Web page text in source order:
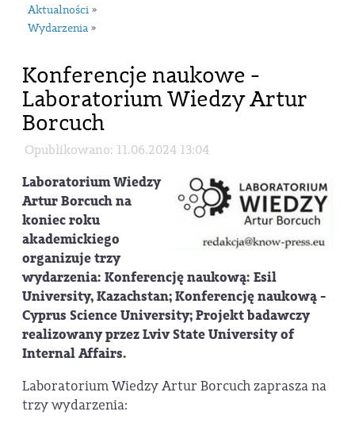
Aktualności »
Wydarzenia »
Konferencje naukowe -
Laboratorium Wiedzy Artur
Borcuch
Opublikowano: 11.06.2024 13:04
Laboratorium Wiedzy
Artur Borcuch na
koniec roku
akademickiego
organizuje trzy
wydarzenia: Konferencję naukową: Esil
University, Kazachstan; Konferencję naukową -
Cyprus Science University; Projekt badawczy
realizowany przez Lviv State University of
Internal Affairs.
Laboratorium Wiedzy Artur Borcuch zaprasza na
trzy wydarzenia: